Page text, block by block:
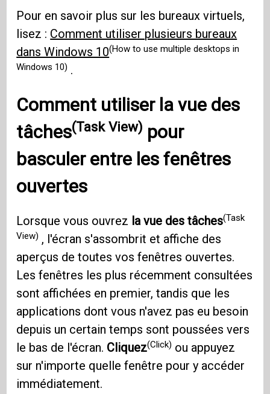
Pour en savoir plus sur les bureaux virtuels,
lisez : Comment utiliser plusieurs bureaux
dans Windows 10(How to use multiple desktops in
Windows 10) .
Comment utiliser la vue des
tâches(Task View) pour
basculer entre les fenêtres
ouvertes
Lorsque vous ouvrez la vue des tâches(Task
View) , l'écran s'assombrit et affiche des
aperçus de toutes vos fenêtres ouvertes.
Les fenêtres les plus récemment consultées
sont affichées en premier, tandis que les
applications dont vous n'avez pas eu besoin
depuis un certain temps sont poussées vers
le bas de l'écran. Cliquez(Click) ou appuyez
sur n'importe quelle fenêtre pour y accéder
immédiatement.